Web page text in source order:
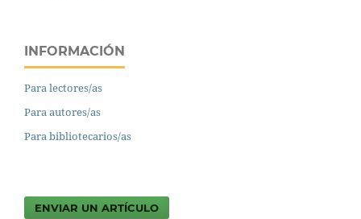
INFORMACIÓN
Para lectores/as
Para autores/as
Para bibliotecarios/as
ENVIAR UN ARTÍCULO